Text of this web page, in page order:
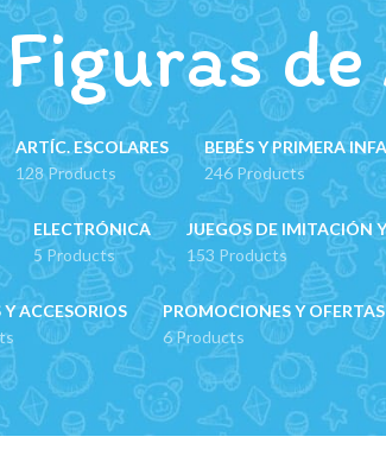
ARTÍC. ESCOLARES
128 Products
BEBÉS Y PRIMERA
246 Products
ELECTRÓNICA
5 Products
JUEGOS DE IMITACIÓN
153 Products
ACCESORIOS
PROMOCIONES Y OFERTAS
6 Products